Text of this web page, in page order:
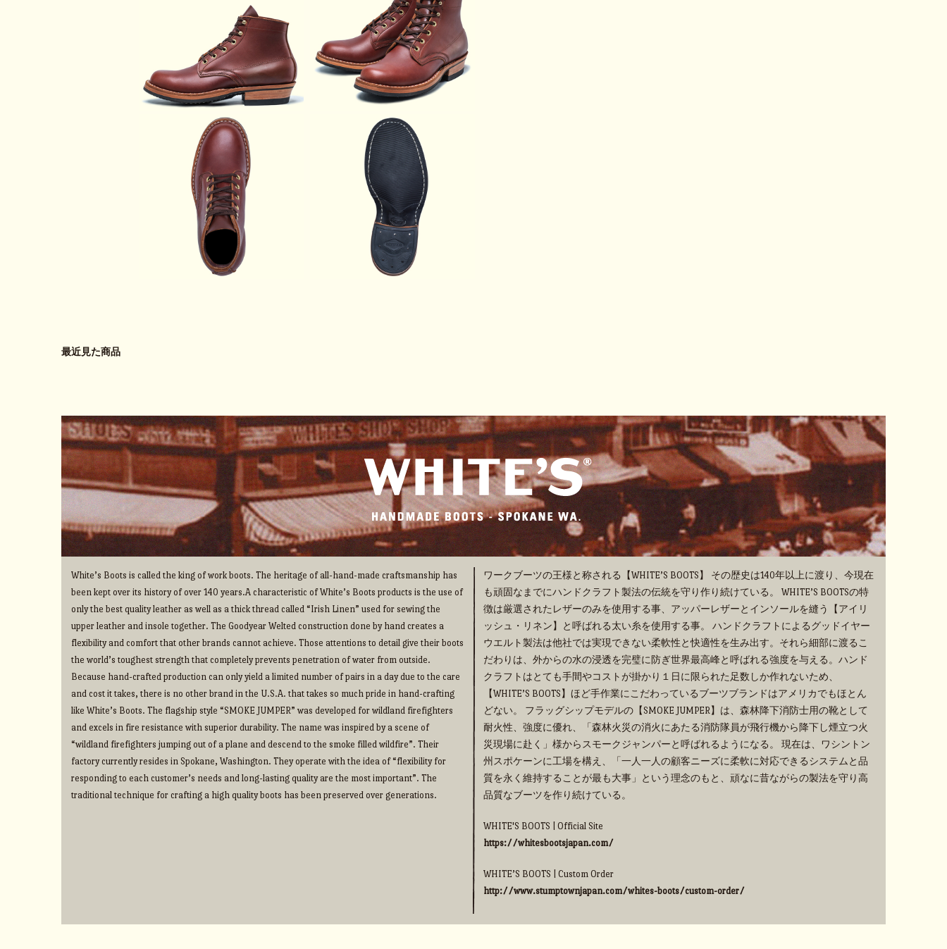
最近見た商品
White’s Boots is called the king of work boots. The heritage of all-hand-made craftsmanship has
been kept over its history of over 140 years.A characteristic of White’s Boots products is the use of
only the best quality leather as well as a thick thread called “Irish Linen” used for sewing the
upper leather and insole together. The Goodyear Welted construction done by hand creates a
flexibility and comfort that other brands cannot achieve. Those attentions to detail give their boots
the world’s toughest strength that completely prevents penetration of water from outside.
Because hand-crafted production can only yield a limited number of pairs in a day due to the care
and cost it takes, there is no other brand in the U.S.A. that takes so much pride in hand-crafting
like White’s Boots. The flagship style “SMOKE JUMPER” was developed for wildland firefighters
and excels in fire resistance with superior durability. The name was inspired by a scene of
“wildland firefighters jumping out of a plane and descend to the smoke filled wildfire”. Their
factory currently resides in Spokane, Washington. They operate with the idea of “flexibility for
responding to each customer’s needs and long-lasting quality are the most important”. The
traditional technique for crafting a high quality boots has been preserved over generations.
ワークブーツの王様と称される【WHITE’S BOOTS】 その歴史は140年以上に渡り、今現在
も頑固なまでにハンドクラフト製法の伝統を守り作り続けている。 WHITE’S BOOTSの特
徴は厳選されたレザーのみを使用する事、アッパーレザーとインソールを縫う【アイリ
ッシュ・リネン】と呼ばれる太い糸を使用する事。 ハンドクラフトによるグッドイヤー
ウエルト製法は他社では実現できない柔軟性と快適性を生み出す。それら細部に渡るこ
だわりは、外からの水の浸透を完璧に防ぎ世界最高峰と呼ばれる強度を与える。ハンド
クラフトはとても手間やコストが掛かり１日に限られた足数しか作れないため、
【WHITE’S BOOTS】ほど手作業にこだわっているブーツブランドはアメリカでもほとん
どない。 フラッグシップモデルの【SMOKE JUMPER】は、森林降下消防士用の靴として
耐火性、強度に優れ、「森林火災の消火にあたる消防隊員が飛行機から降下し煙立つ火
災現場に赴く」様からスモークジャンパーと呼ばれるようになる。 現在は、ワシントン
州スポケーンに工場を構え、「一人一人の顧客ニーズに柔軟に対応できるシステムと品
質を永く維持することが最も大事」という理念のもと、頑なに昔ながらの製法を守り高
品質なブーツを作り続けている。
WHITE'S BOOTS | Official Site
https://whitesbootsjapan.com/
WHITE’S BOOTS | Custom Order
http://www.stumptownjapan.com/whites-boots/custom-order/